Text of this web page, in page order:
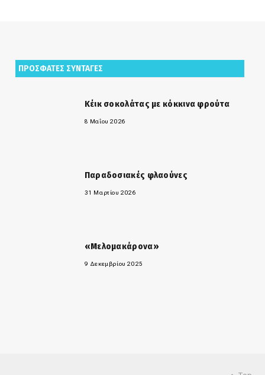
ΠΡΟΣΦΑΤΕΣ ΣΥΝΤΑΓΕΣ
Κέικ σοκολάτας με κόκκινα φρούτα
8 Μαΐου 2026
Παραδοσιακές φλαούνες
31 Μαρτίου 2026
«Μελομακάρονα»
9 Δεκεμβρίου 2025